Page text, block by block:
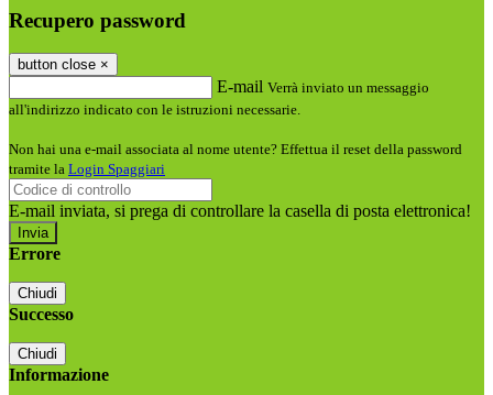
Recupero password
button close ×
E-mail Verrà inviato un messaggio
all'indirizzo indicato con le istruzioni necessarie.
Non hai una e-mail associata al nome utente? Effettua il reset della password
tramite la Login Spaggiari
E-mail inviata, si prega di controllare la casella di posta elettronica!
Errore
Chiudi
Successo
Chiudi
Informazione